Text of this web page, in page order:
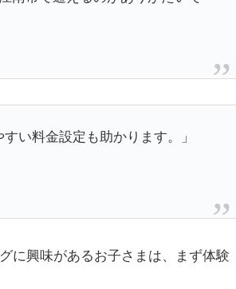
い料金設定も助かります。」
に興味があるお子さまは、まず体験